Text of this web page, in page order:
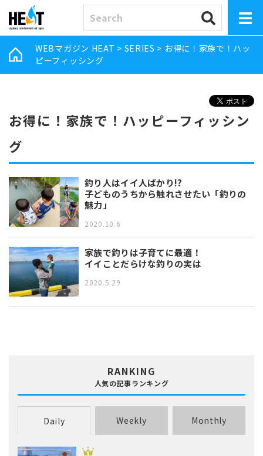
WEBマガジン HEAT > SERIES > お得に！家族で！ハッ
ピーフィッシング
お得に！家族で！ハッピーフィッシン
グ
釣り人はイイ人ばかり!?
子どものうちから触れさせたい「釣りの
魅力」
2020.10.6
家族で釣りは子育てに最適！
イイことだらけな釣りの実は
2020.5.29
RANKING
人気の記事ランキング
Daily Weekly Monthly